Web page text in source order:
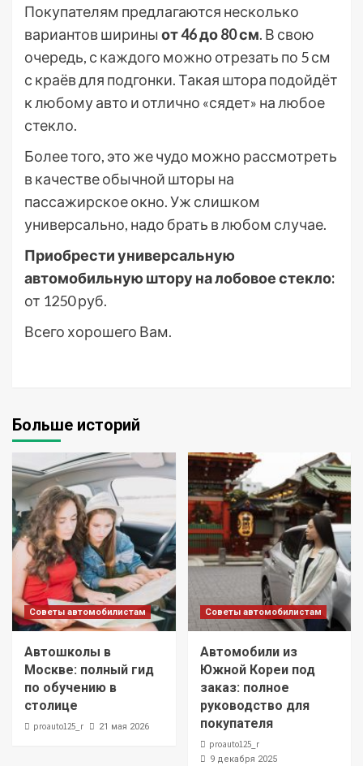
Покупателям предлагаются несколько
вариантов ширины от 46 до 80 см. В свою
очередь, с каждого можно отрезать по 5 см
с краёв для подгонки. Такая штора подойдёт
к любому авто и отлично «сядет» на любое
стекло.
Более того, это же чудо можно рассмотреть
в качестве обычной шторы на
пассажирское окно. Уж слишком
универсально, надо брать в любом случае.
Приобрести универсальную
автомобильную штору на лобовое стекло:
от 1250 руб.
Всего хорошего Вам.
Больше историй
Советы автомобилистам
Автошколы в
Москве: полный гид
по обучению в
столице
proauto125_r 21 мая 2026
Советы автомобилистам
Автомобили из
Южной Кореи под
заказ: полное
руководство для
покупателя
proauto125_r
9 декабря 2025